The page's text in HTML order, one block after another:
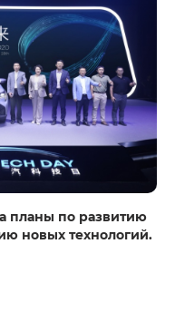
планы по развитию
новых технологий.